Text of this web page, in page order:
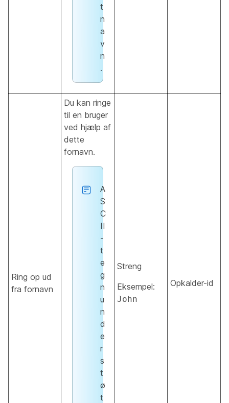
t
n
a
v
n
.
Ring op ud
fra fornavn
Du kan ringe
til en bruger
ved hjælp af
dette
fornavn.
A
S
C
II
-
t
e
g
n
u
n
d
e
r
s
t
ø
t
Streng
Eksempel:
John
Opkalder-id